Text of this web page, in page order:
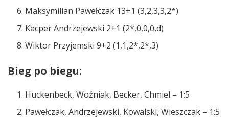
Maksymilian Pawełczak 13+1 (3,2,3,3,2*)
Kacper Andrzejewski 2+1 (2*,0,0,0,d)
Wiktor Przyjemski 9+2 (1,1,2*,2*,3)
Bieg po biegu:
Huckenbeck, Woźniak, Becker, Chmiel – 1:5
Pawełczak, Andrzejewski, Kowalski, Wieszczak – 1:5